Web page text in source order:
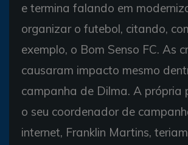
e termina falando em
organizar o futebol, citando,
exemplo, o Bom Senso FC. As
causaram impacto mesmo
campanha de Dilma. A própria
o seu coordenador de
internet, Franklin Martins,